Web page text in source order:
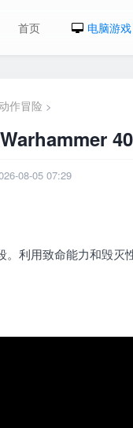
首页 电脑游戏
作冒险 >
08-05 07:29
利用致命能力和毁